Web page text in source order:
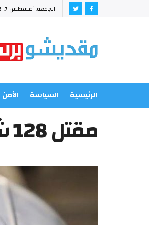
الجمعة, أغسطس 7, 2026
الرئيسية السياسة الأمن
مقتل 128 شخصًا على الأقل في زلزال بنيبال